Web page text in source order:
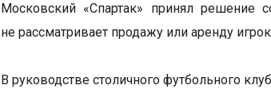
Московский «Спартак» принял решение
не рассматривает продажу или аренду
В руководстве столичного футбольного